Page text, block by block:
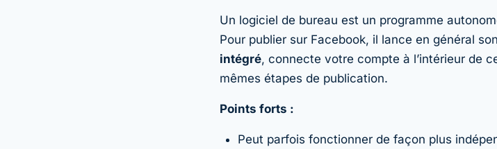
Un logiciel de bureau est un programme
Pour publier sur Facebook, il lance en général son
intégré, connecte votre compte à l’intérieur de
mêmes étapes de publication.
Points forts :
Peut parfois fonctionner de façon plus